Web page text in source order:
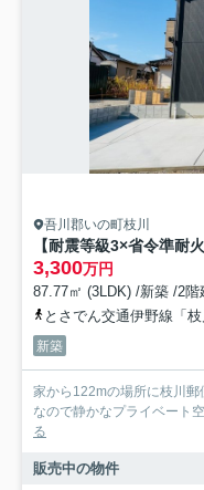
吾川郡いの町枝川
【耐震等級3×省令準
3,300万円
87.77㎡ (3LDK) /新築 /2階
とさでん交通伊野線「
新築
家から122mの場所に枝川
なので静かなプライベート
る
販売中の物件